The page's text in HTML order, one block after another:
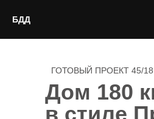
БДД
Дом 180
в стиле
ГОТОВЫЙ ПРОЕКТ 45/18